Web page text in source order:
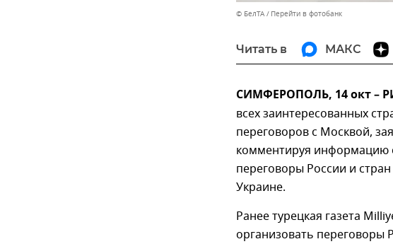
© БелТА Перейти в фотобанк
Читать в МАКС
СИМФЕРОПОЛЬ, 14 окт –
всех заинтересованных
переговоров с Москвой,
комментируя информацию
переговоры России и
Украине.
Ранее турецкая газета
организовать